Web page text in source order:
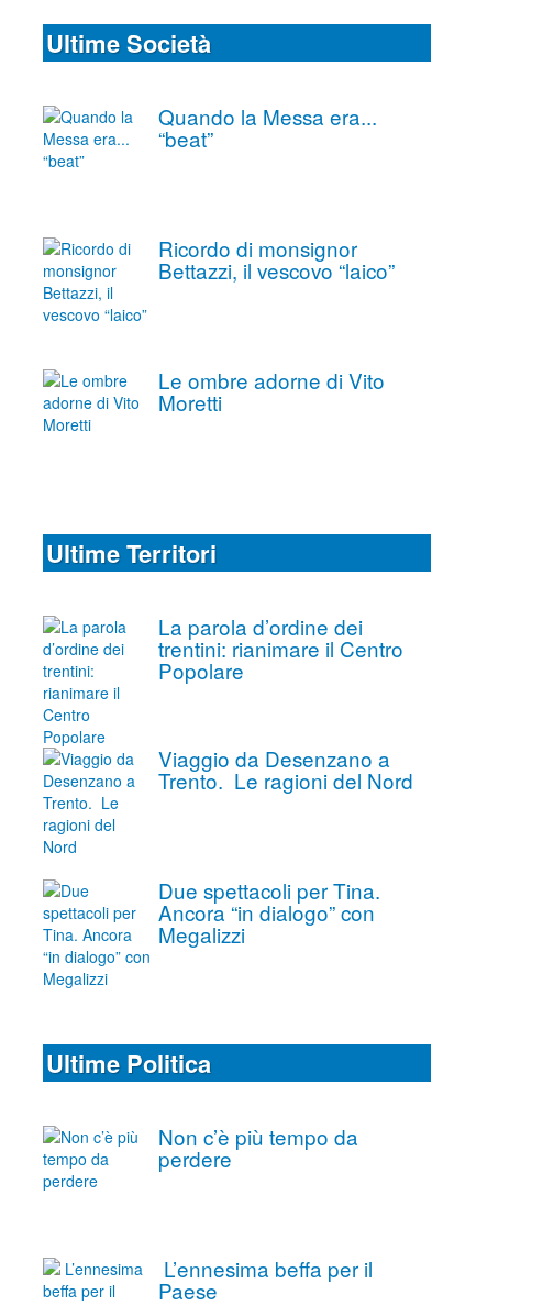
Ultime Società
Quando la Messa era...
“beat”
Ricordo di monsignor
Bettazzi, il vescovo “laico”
Le ombre adorne di Vito
Moretti
Ultime Territori
La parola d’ordine dei
trentini: rianimare il Centro
Popolare
Viaggio da Desenzano a
Trento. Le ragioni del Nord
Due spettacoli per Tina.
Ancora “in dialogo” con
Megalizzi
Ultime Politica
Non c’è più tempo da
perdere
L’ennesima beffa per il
Paese